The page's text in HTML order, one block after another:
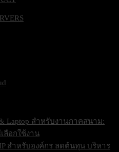
& Laptop สำหรับงานภาคสนาม:
ลือกใช้งาน
สำหรับองค์กร ลดต้นทุน บริหาร